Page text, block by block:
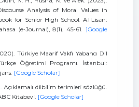
Analysis of Moral Values in
for Senior High School. Al-Lisan:
(e-Journal), 8(1), 45-61. [Google
Türkiye Maarif Vakfı Yabancı Dil
Öğretimi Programı. İstanbul:
[Google Scholar]
Açıklamalı dilbilim terimleri sözlüğü.
Kitabevi. [Google Scholar]